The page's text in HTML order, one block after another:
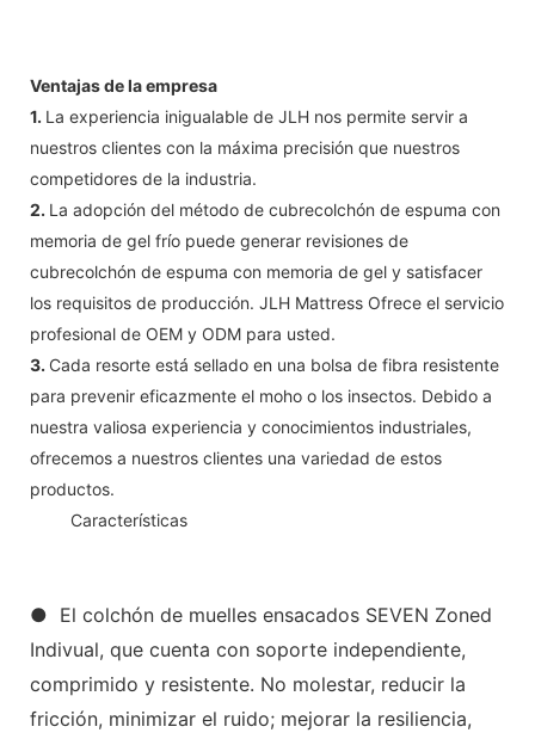
Ventajas de la empresa
1. La experiencia inigualable de JLH nos permite servir a
nuestros clientes con la máxima precisión que nuestros
competidores de la industria.
2. La adopción del método de cubrecolchón de espuma con
memoria de gel frío puede generar revisiones de
cubrecolchón de espuma con memoria de gel y satisfacer
los requisitos de producción. JLH Mattress Ofrece el servicio
profesional de OEM y ODM para usted.
3. Cada resorte está sellado en una bolsa de fibra resistente
para prevenir eficazmente el moho o los insectos. Debido a
nuestra valiosa experiencia y conocimientos industriales,
ofrecemos a nuestros clientes una variedad de estos
productos.
Características
● El colchón de muelles ensacados SEVEN Zoned
Indivual, que cuenta con soporte independiente,
comprimido y resistente. No molestar, reducir la
fricción, minimizar el ruido; mejorar la resiliencia,